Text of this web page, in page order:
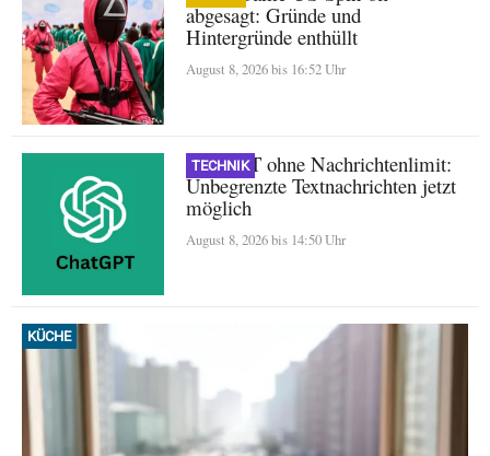
abgesagt: Gründe und
Hintergründe enthüllt
August 8, 2026 bis 16:52 Uhr
TECHNIK
ChatGPT ohne Nachrichtenlimit:
Unbegrenzte Textnachrichten jetzt
möglich
August 8, 2026 bis 14:50 Uhr
KÜCHE